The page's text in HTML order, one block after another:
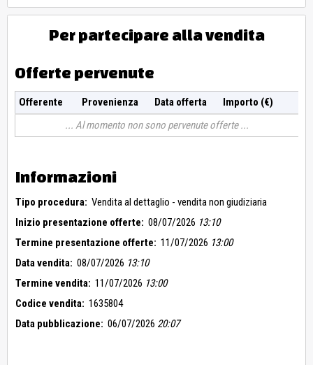
Per partecipare alla vendita
Offerte pervenute
Offerente Provenienza Data offerta
Importo (€)
Al momento non sono pervenute offerte
Informazioni
Tipo procedura: Vendita al dettaglio - vendita non giudiziaria
Inizio presentazione offerte: 08/07/2026 13:10
Termine presentazione offerte: 11/07/2026 13:00
Data vendita: 08/07/2026 13:10
Termine vendita: 11/07/2026 13:00
Codice vendita: 1635804
Data pubblicazione: 06/07/2026 20:07